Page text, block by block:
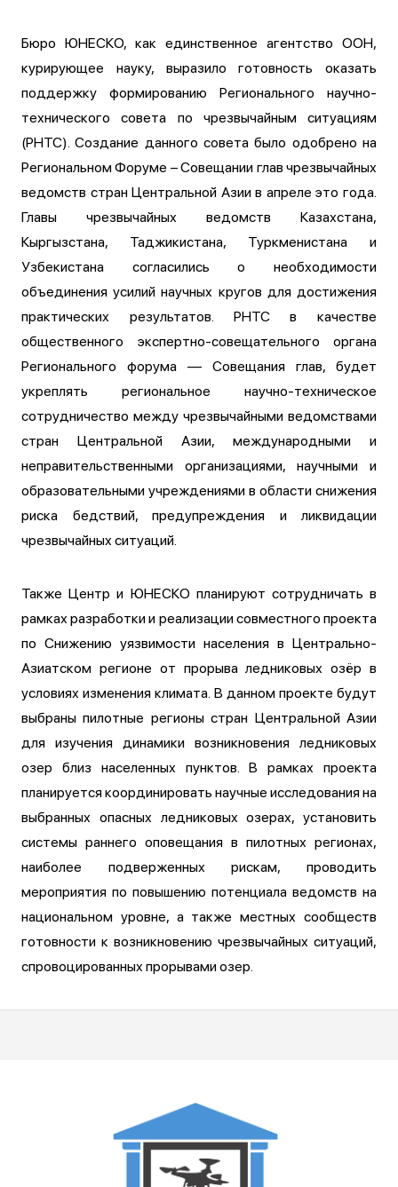
Бюро ЮНЕСКО, как единственное агентство ООН,
курирующее науку, выразило готовность оказать
поддержку формированию Регионального научно-
технического совета по чрезвычайным ситуациям
(РНТС). Создание данного совета было одобрено на
Региональном Форуме – Совещании глав чрезвычайных
ведомств стран Центральной Азии в апреле это года.
Главы чрезвычайных ведомств Казахстана,
Кыргызстана, Таджикистана, Туркменистана и
Узбекистана согласились о необходимости
объединения усилий научных кругов для достижения
практических результатов. РНТС в качестве
общественного экспертно-совещательного органа
Регионального форума — Совещания глав, будет
укреплять региональное научно-техническое
сотрудничество между чрезвычайными ведомствами
стран Центральной Азии, международными и
неправительственными организациями, научными и
образовательными учреждениями в области снижения
риска бедствий, предупреждения и ликвидации
чрезвычайных ситуаций.
Также Центр и ЮНЕСКО планируют сотрудничать в
рамках разработки и реализации совместного проекта
по Снижению уязвимости населения в Центрально-
Азиатском регионе от прорыва ледниковых озёр в
условиях изменения климата. В данном проекте будут
выбраны пилотные регионы стран Центральной Азии
для изучения динамики возникновения ледниковых
озер близ населенных пунктов. В рамках проекта
планируется координировать научные исследования на
выбранных опасных ледниковых озерах, установить
системы раннего оповещания в пилотных регионах,
наиболее подверженных рискам, проводить
мероприятия по повышению потенциала ведомств на
национальном уровне, а также местных сообществ
готовности к возникновению чрезвычайных ситуаций,
спровоцированных прорывами озер.